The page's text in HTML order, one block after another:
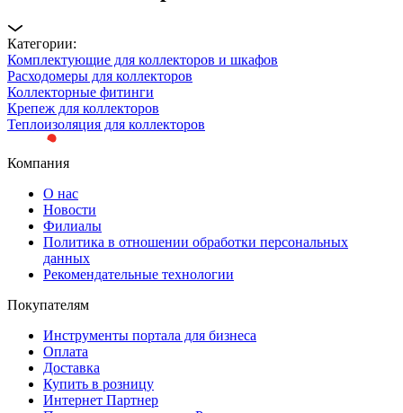
Категории:
Комплектующие для коллекторов и шкафов
Расходомеры для коллекторов
Коллекторные фитинги
Крепеж для коллекторов
Теплоизоляция для коллекторов
Компания
О нас
Новости
Филиалы
Политика в отношении обработки персональных
данных
Рекомендательные технологии
Покупателям
Инструменты портала для бизнеса
Оплата
Доставка
Купить в розницу
Интернет Партнер